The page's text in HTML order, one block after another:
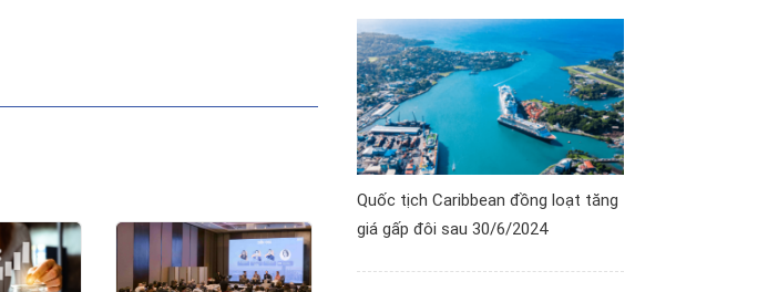
Quốc tịch Caribbean đồng loạt tăng
giá gấp đôi sau 30/6/2024